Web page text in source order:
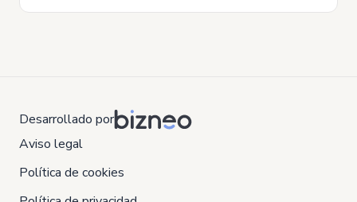
Desarrollado por
Aviso legal
Política de cookies